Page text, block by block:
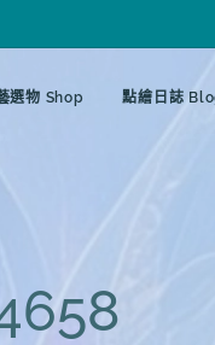
選物 Shop 點繪日誌